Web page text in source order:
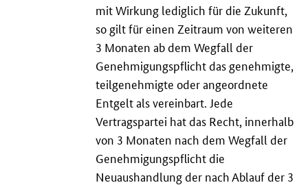
mit Wirkung lediglich für die Zukunft,
so gilt für einen Zeitraum von weiteren
3 Monaten ab dem Wegfall der
Genehmigungspflicht das genehmigte,
teilgenehmigte oder angeordnete
Entgelt als vereinbart. Jede
Vertragspartei hat das Recht, innerhalb
von 3 Monaten nach dem Wegfall der
Genehmigungspflicht die
Neuaushandlung der nach Ablauf der 3